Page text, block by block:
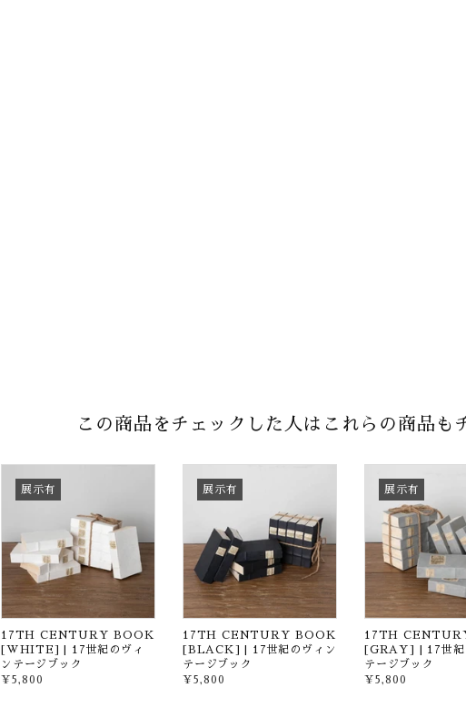
この商品をチェックした人はこれらの商品も
展示有
17TH CENTURY BOOK
[WHITE] | 17世紀のヴィ
ンテージブック
¥5,800
展示有
17TH CENTURY BOOK
[BLACK] | 17世紀のヴィン
テージブック
¥5,800
展示有
17TH
[GRAY] | 17世紀
テージブック
¥5,800